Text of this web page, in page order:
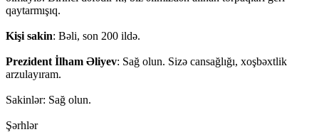
qaytarmışıq.
Kişi sakin: Bəli, son 200 ildə.
Prezident İlham Əliyev: Sağ olun. Sizə cansağlığı, xoşbəxtlik
arzulayıram.
Sakinlər: Sağ olun.
Şərhlər